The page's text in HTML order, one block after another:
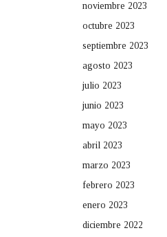
noviembre 2023
octubre 2023
septiembre 2023
agosto 2023
julio 2023
junio 2023
mayo 2023
abril 2023
marzo 2023
febrero 2023
enero 2023
diciembre 2022